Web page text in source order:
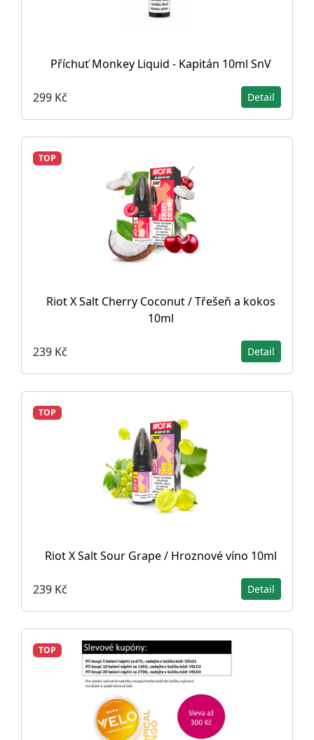
Příchuť Monkey Liquid - Kapitán 10ml SnV
299 Kč Detail
TOP
Riot X Salt Cherry Coconut / Třešeň a kokos
10ml
239 Kč Detail
TOP
Riot X Salt Sour Grape / Hroznové víno 10ml
239 Kč Detail
TOP